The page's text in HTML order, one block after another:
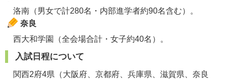
洛南（男女で計280名・内部進学者約90名含む）。
奈良
西大和学園（全会場合計・女子約40名）。
入試日程について
関西2府4県（大阪府、京都府、兵庫県、滋賀県、奈良